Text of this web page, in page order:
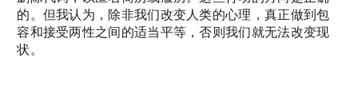
的。但我认为，除非我们改变人类的心理，真正做到包
容和接受两性之间的适当平等，否则我们就无法改变现
状。